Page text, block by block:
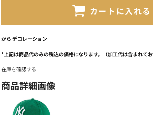
カートに入れる
から デコレーション
*上記は商品代のみの税込の価格になります。（加工代は含まれてお
在庫を確認する
商品詳細画像